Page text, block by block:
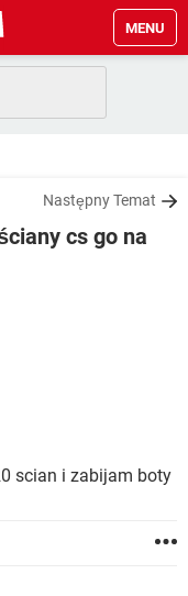
MENU
Następny Temat
cs go na
scian i zabijam boty